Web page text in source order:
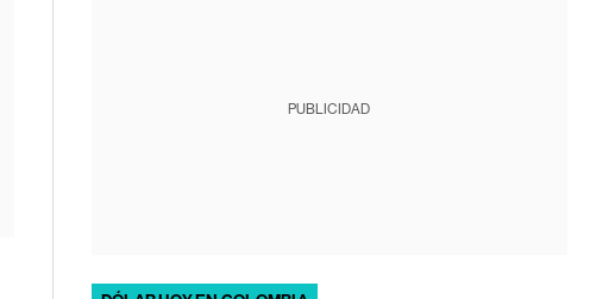
PUBLICIDAD